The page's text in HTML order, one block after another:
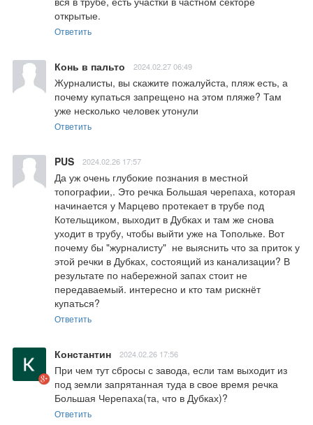
открытые.
Ответить
Конь в пальто 2024.02.27 06:49
Журналисты, вы скажите пожалуйста, пляж есть, а
почему купаться запрещено на этом пляже? Там
уже несколько человек утонули
Ответить
PUS 2024.02.26 17:57
Да уж очень глубокие познания в местной
топографии,. Это речка Большая черепаха, которая
начинается у Марцево протекает в трубе под
Котельщиком, выходит в Дубках и там же снова
уходит в трубу, чтобы выйти уже на Топольке. Вот
почему бы "журналисту"  не выяснить что за приток у
этой речки в Дубках, состоящий из канализации? В
результате по набережной запах стоит не
передаваемый. интересно и кто там рискнёт
купаться?
Ответить
Константин 2024.02.26 17:56
При чем тут сбросы с завода, если там выходит из
под земли запрятанная туда в свое время речка
Большая Черепаха(та, что в Дубках)?
Ответить